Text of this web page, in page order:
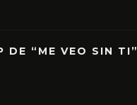
DE “ME VEO SIN TI”